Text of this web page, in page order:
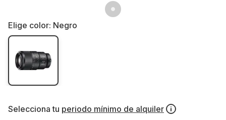
Elige color: Negro
Selecciona tu periodo mínimo de alquiler